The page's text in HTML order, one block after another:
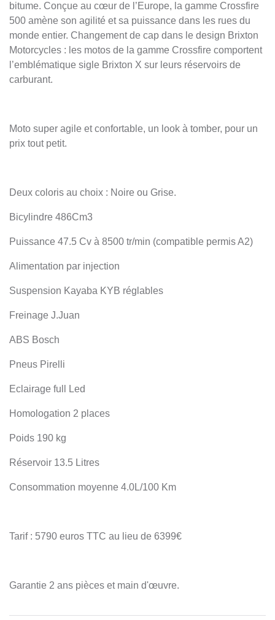
bitume. Conçue au cœur de l’Europe, la gamme Crossfire
500 amène son agilité et sa puissance dans les rues du
monde entier. Changement de cap dans le design Brixton
Motorcycles : les motos de la gamme Crossfire comportent
l’emblématique sigle Brixton X sur leurs réservoirs de
carburant.
Moto super agile et confortable, un look à tomber, pour un
prix tout petit.
Deux coloris au choix : Noire ou Grise.
Bicylindre 486Cm3
Puissance 47.5 Cv à 8500 tr/min (compatible permis A2)
Alimentation par injection
Suspension Kayaba KYB réglables
Freinage J.Juan
ABS Bosch
Pneus Pirelli
Eclairage full Led
Homologation 2 places
Poids 190 kg
Réservoir 13.5 Litres
Consommation moyenne 4.0L/100 Km
Tarif : 5790 euros TTC au lieu de 6399€
Garantie 2 ans pièces et main d'œuvre.